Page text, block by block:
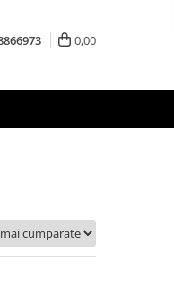
0,00